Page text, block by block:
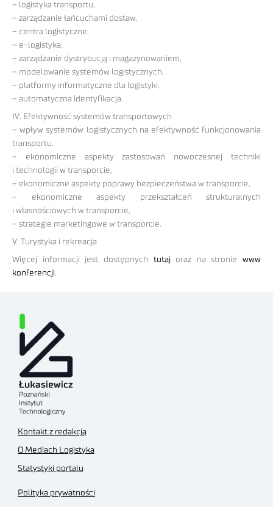
– logistyka transportu,
– zarządzanie łańcuchami dostaw,
– centra logistyczne,
– e-logistyka,
– zarządzanie dystrybucją i magazynowaniem,
– modelowanie systemów logistycznych,
– platformy informatyczne dla logistyki,
– automatyczna identyfikacja.
IV. Efektywność systemów transportowych
– wpływ systemów logistycznych na efektywność funkcjonowania
transportu,
– ekonomiczne aspekty zastosowań nowoczesnej techniki
i technologii w transporcie,
– ekonomiczne aspekty poprawy bezpieczeństwa w transporcie,
– ekonomiczne aspekty przekształceń strukturalnych
i własnościowych w transporcie,
– strategie marketingowe w transporcie.
V. Turystyka i rekreacja
Więcej informacji jest dostępnych tutaj oraz na stronie www
konferencji.
Kontakt z redakcją
O Mediach Logistyka
Statystyki portalu
Polityka prywatności